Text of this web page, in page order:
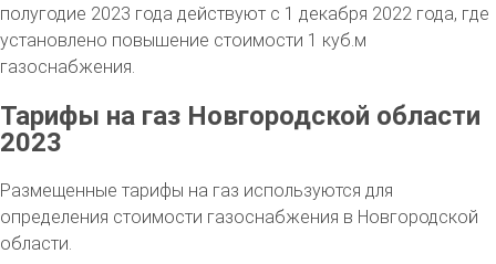
полугодие 2023 года действуют с 1 декабря 2022 года, где
установлено повышение стоимости 1 куб.м
газоснабжения.
Тарифы на газ Новгородской области
2023
Размещенные тарифы на газ используются для
определения стоимости газоснабжения в Новгородской
области.